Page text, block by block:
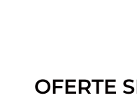
OFERTE